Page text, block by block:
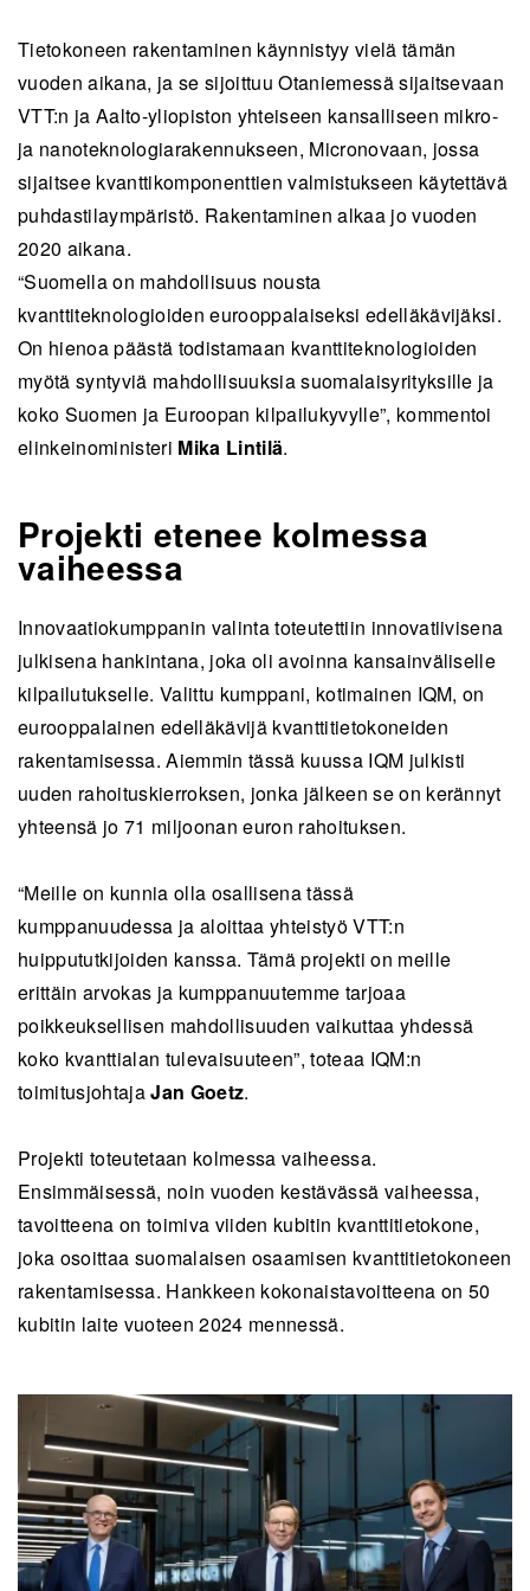
Tietokoneen rakentaminen käynnistyy vielä tämän
vuoden aikana, ja se sijoittuu Otaniemessä sijaitsevaan
VTT:n ja Aalto-yliopiston yhteiseen kansalliseen mikro-
ja nanoteknologiarakennukseen, Micronovaan, jossa
sijaitsee kvanttikomponenttien valmistukseen käytettävä
puhdastilaympäristö. Rakentaminen alkaa jo vuoden
2020 aikana.
“Suomella on mahdollisuus nousta
kvanttiteknologioiden eurooppalaiseksi edelläkävijäksi.
On hienoa päästä todistamaan kvanttiteknologioiden
myötä syntyviä mahdollisuuksia suomalaisyrityksille ja
koko Suomen ja Euroopan kilpailukyvylle”, kommentoi
elinkeinoministeri Mika Lintilä.
Projekti etenee kolmessa
vaiheessa
Innovaatiokumppanin valinta toteutettiin innovatiivisena
julkisena hankintana, joka oli avoinna kansainväliselle
kilpailutukselle. Valittu kumppani, kotimainen IQM, on
eurooppalainen edelläkävijä kvanttitietokoneiden
rakentamisessa. Aiemmin tässä kuussa IQM julkisti
uuden rahoituskierroksen, jonka jälkeen se on kerännyt
yhteensä jo 71 miljoonan euron rahoituksen.
“Meille on kunnia olla osallisena tässä
kumppanuudessa ja aloittaa yhteistyö VTT:n
huippututkijoiden kanssa. Tämä projekti on meille
erittäin arvokas ja kumppanuutemme tarjoaa
poikkeuksellisen mahdollisuuden vaikuttaa yhdessä
koko kvanttialan tulevaisuuteen”, toteaa IQM:n
toimitusjohtajaJan Goetz.
Projekti toteutetaan kolmessa vaiheessa.
Ensimmäisessä, noin vuoden kestävässä vaiheessa,
tavoitteena on toimiva viiden kubitin kvanttitietokone,
joka osoittaa suomalaisen osaamisen kvanttitietokoneen
rakentamisessa. Hankkeen kokonaistavoitteena on 50
kubitin laite vuoteen 2024 mennessä.